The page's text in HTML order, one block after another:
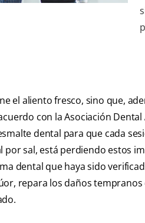
el aliento fresco, sino que,
con la Asociación
dental para que cada
por sal, está perdiendo estos
dental que haya sido
repara los daños